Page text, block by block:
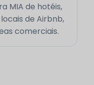
MIA de hotéis,
de Airbnb,
comerciais.